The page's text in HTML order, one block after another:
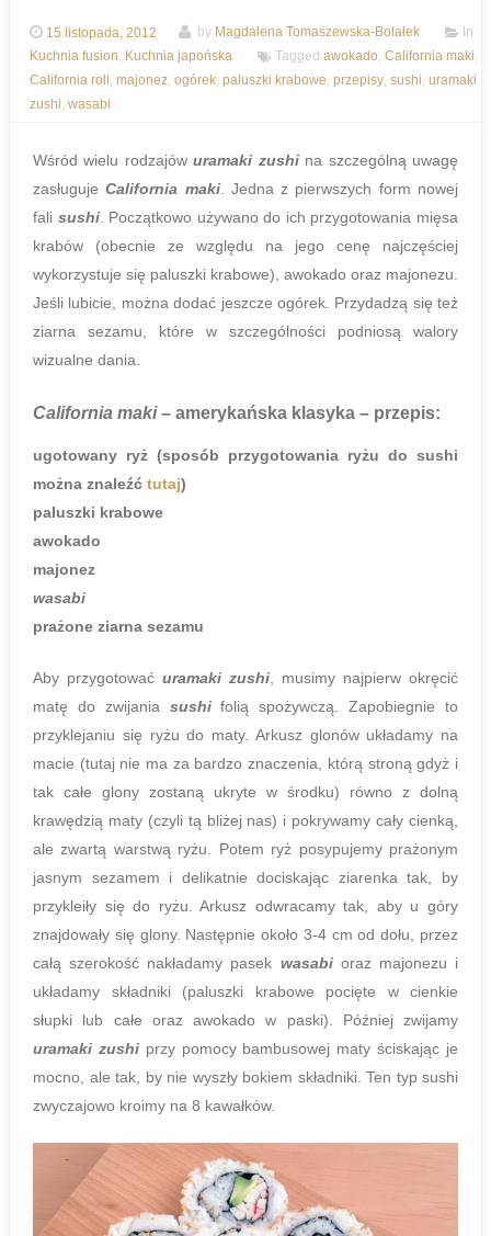
15 listopada, 2012 by Magdalena Tomaszewska-Bolałek
In
Kuchnia fusion, Kuchnia japońska Tagged awokado, California maki,
California roll , majonez, ogórek, paluszki krabowe, przepisy, sushi, uramaki
zushi, wasabi
Wśród wielu rodzajówuramaki zushina szczególną uwagę
zasługujeCalifornia maki. Jedna z pierwszych form nowej
fali sushi. Początkowo używano do ich przygotowania mięsa
krabów (obecnie ze względu na jego cenę najczęściej
wykorzystuje się paluszki krabowe), awokado oraz majonezu.
Jeśli lubicie, można dodać jeszcze ogórek. Przydadzą się też
ziarna sezamu, które w szczególności podniosą walory
wizualne dania.
California maki– amerykańska klasyka – przepis:
ugotowany ryż (sposób przygotowania ryżu do sushi
można znaleźć tutaj)
paluszki krabowe
awokado
majonez
wasabi
prażone ziarna sezamu
Aby przygotować uramaki zushi , musimy najpierw okręcić
matę do zwijania sushifolią spożywczą. Zapobiegnie to
przyklejaniu się ryżu do maty. Arkusz glonów układamy na
macie (tutaj nie ma za bardzo znaczenia, którą stroną gdyż i
tak całe glony zostaną ukryte w środku) równo z dolną
krawędzią maty (czyli tą bliżej nas) i pokrywamy cały cienką,
ale zwartą warstwą ryżu. Potem ryż posypujemy prażonym
jasnym sezamem i delikatnie dociskając ziarenka tak, by
przykleiły się do ryżu. Arkusz odwracamy tak, aby u góry
znajdowały się glony. Następnie około 3-4 cm od dołu, przez
całą szerokość nakładamy pasek wasabioraz majonezu i
układamy składniki (paluszki krabowe pocięte w cienkie
słupki lub całe oraz awokado w paski). Później zwijamy
uramaki zushi przy pomocy bambusowej maty ściskając je
mocno, ale tak, by nie wyszły bokiem składniki. Ten typ sushi
zwyczajowo kroimy na 8 kawałków.